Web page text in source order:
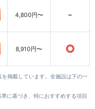
4,800円〜 -
8,910円〜 ○
掲載しています。全施設は下の一
に基づき、特におすすめする項目